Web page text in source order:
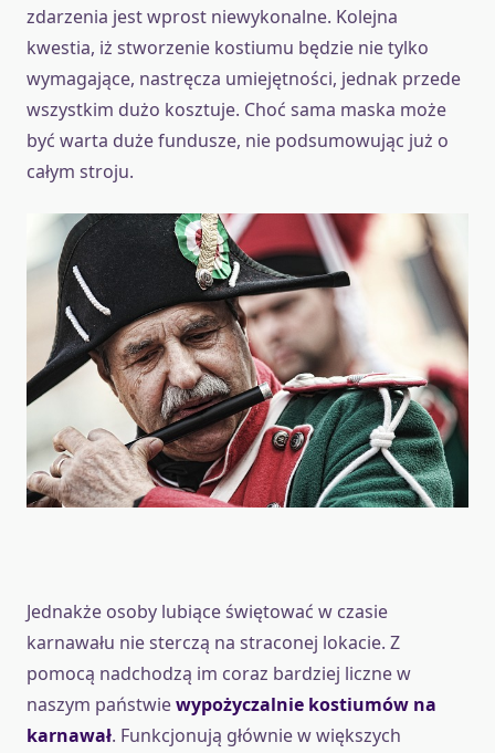
zdarzenia jest wprost niewykonalne. Kolejna
kwestia, iż stworzenie kostiumu będzie nie tylko
wymagające, nastręcza umiejętności, jednak przede
wszystkim dużo kosztuje. Choć sama maska może
być warta duże fundusze, nie podsumowując już o
całym stroju.
Jednakże osoby lubiące świętować w czasie
karnawału nie sterczą na straconej lokacie. Z
pomocą nadchodzą im coraz bardziej liczne w
naszym państwiewypożyczalnie kostiumów na
karnawał. Funkcjonują głównie w większych